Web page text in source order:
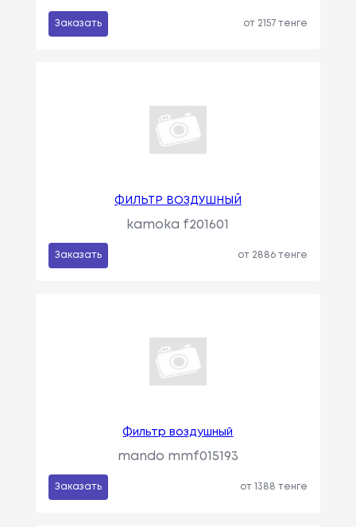
Заказать от 2157 тенге
ФИЛЬТР ВОЗДУШНЫЙ
kamoka f201601
Заказать от 2886 тенге
Фильтр воздушный
mando mmf015193
Заказать от 1388 тенге